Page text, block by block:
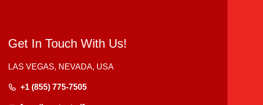
Get In Touch With Us!
LAS VEGAS, NEVADA, USA
+1 (855) 775-7505